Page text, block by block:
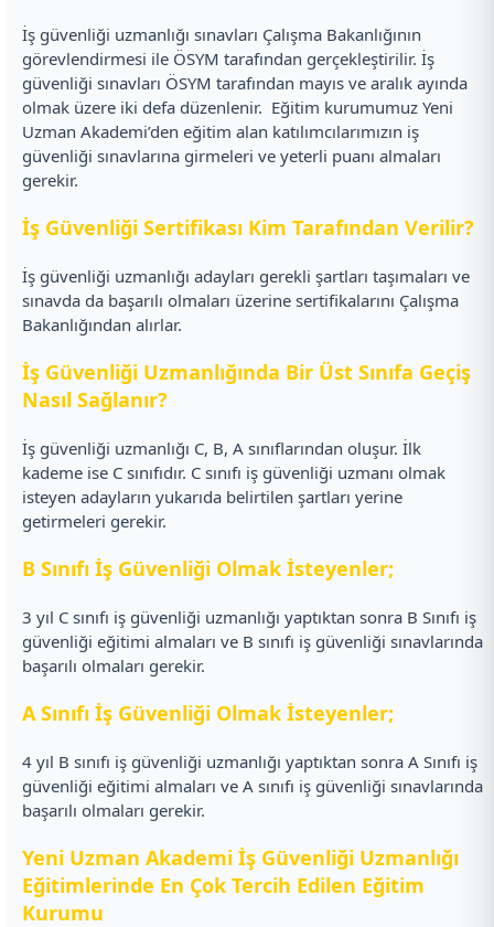
İş güvenliği uzmanlığı sınavları Çalışma Bakanlığının
görevlendirmesi ile ÖSYM tarafından gerçekleştirilir. İş
güvenliği sınavları ÖSYM tarafından mayıs ve aralık ayında
olmak üzere iki defa düzenlenir. Eğitim kurumumuz Yeni
Uzman Akademi’den eğitim alan katılımcılarımızın iş
güvenliği sınavlarına girmeleri ve yeterli puanı almaları
gerekir.
İş Güvenliği Sertifikası Kim Tarafından Verilir?
İş güvenliği uzmanlığı adayları gerekli şartları taşımaları ve
sınavda da başarılı olmaları üzerine sertifikalarını Çalışma
Bakanlığından alırlar.
İş Güvenliği Uzmanlığında Bir Üst Sınıfa Geçiş
Nasıl Sağlanır?
İş güvenliği uzmanlığı C, B, A sınıflarından oluşur. İlk
kademe ise C sınıfıdır. C sınıfı iş güvenliği uzmanı olmak
isteyen adayların yukarıda belirtilen şartları yerine
getirmeleri gerekir.
B Sınıfı İş Güvenliği Olmak İsteyenler;
3 yıl C sınıfı iş güvenliği uzmanlığı yaptıktan sonra B Sınıfı iş
güvenliği eğitimi almaları ve B sınıfı iş güvenliği sınavlarında
başarılı olmaları gerekir.
A Sınıfı İş Güvenliği Olmak İsteyenler;
4 yıl B sınıfı iş güvenliği uzmanlığı yaptıktan sonra A Sınıfı iş
güvenliği eğitimi almaları ve A sınıfı iş güvenliği sınavlarında
başarılı olmaları gerekir.
Yeni Uzman Akademi İş Güvenliği Uzmanlığı
Eğitimlerinde En Çok Tercih Edilen Eğitim
Kurumu